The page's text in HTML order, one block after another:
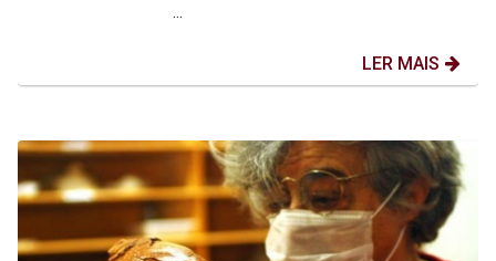
...
LER MAIS